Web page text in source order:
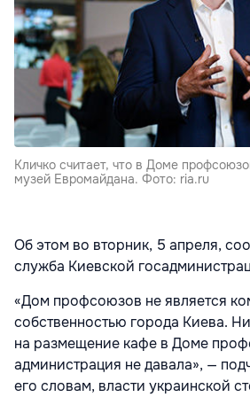
Кличко считает, что в Доме
музей Евромайдана. Фото: ria.ru
Об этом во вторник, 5 апреля,
служба Киевской
«Дом профсоюзов не является
собственностью города Киева.
на размещение кафе в Доме
администрация не давала», —
его словам, власти украинской